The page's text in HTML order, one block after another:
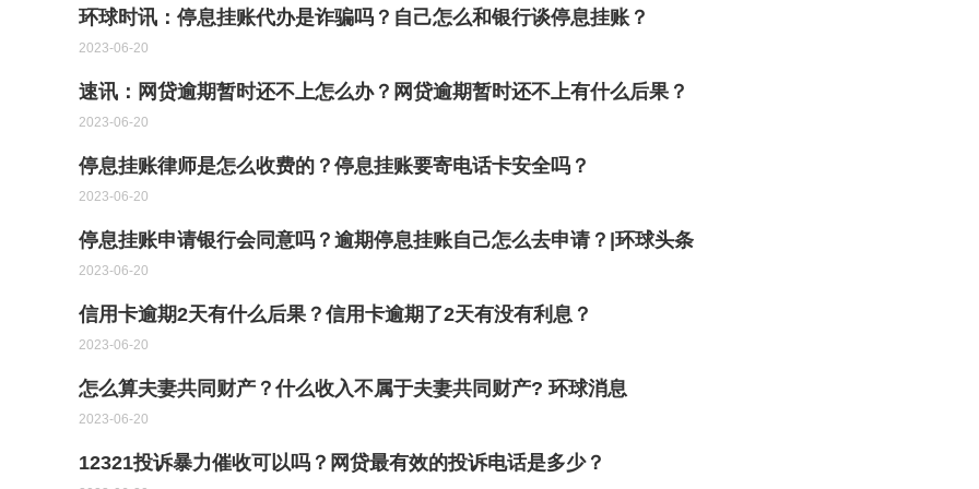
环球时讯：停息挂账代办是诈骗吗？自己怎么和银行谈停息挂账？
2023-06-20
速讯：网贷逾期暂时还不上怎么办？网贷逾期暂时还不上有什么后果？
2023-06-20
停息挂账律师是怎么收费的？停息挂账要寄电话卡安全吗？
2023-06-20
停息挂账申请银行会同意吗？逾期停息挂账自己怎么去申请？|环球头条
2023-06-20
信用卡逾期2天有什么后果？信用卡逾期了2天有没有利息？
2023-06-20
怎么算夫妻共同财产？什么收入不属于夫妻共同财产? 环球消息
2023-06-20
12321投诉暴力催收可以吗？网贷最有效的投诉电话是多少？